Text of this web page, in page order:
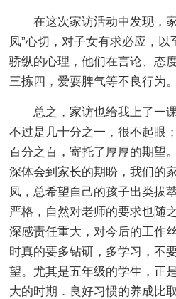
在这次家访活动中发现，
凤”心切，对子女有求必应，
骄纵的心理，他们在言论、态
三拣四，爱耍脾气等不良行为。
总之，家访也给我上了一
不过是几十分之一，很不起眼
百分之百，寄托了厚厚的期望
深体会到家长的期盼，我们的
凤，总希望自己的孩子出类拔
严格，自然对老师的要求也随
深感责任重大，对今后的工作
时真的要多钻研，多学习，不
望。尤其是五年级的学生，正
大的时期．良好习惯的养成比